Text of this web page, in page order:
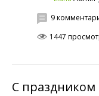
9
1447
С праздником